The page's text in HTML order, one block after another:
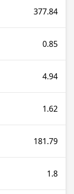
377.84
0.85
4.94
1.62
181.79
1.8